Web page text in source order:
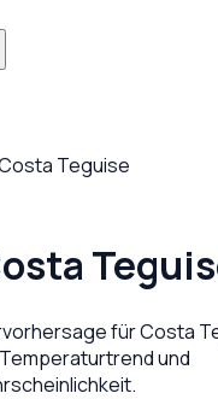
Teguise
fürCosta
und